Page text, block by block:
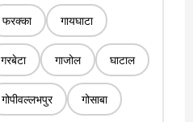
फरक्का गायघाटा
गरबेटा गाजोल घाटाल
गोपीवल्लभपुर गोसाबा